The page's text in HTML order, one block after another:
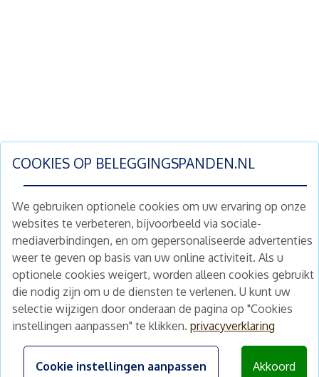
COOKIES OP BELEGGINGSPANDEN.NL
We gebruiken optionele cookies om uw ervaring op onze
websites te verbeteren, bijvoorbeeld via sociale-
mediaverbindingen, en om gepersonaliseerde advertenties
weer te geven op basis van uw online activiteit. Als u
optionele cookies weigert, worden alleen cookies gebruikt
die nodig zijn om u de diensten te verlenen. U kunt uw
selectie wijzigen door onderaan de pagina op "Cookies
instellingen aanpassen" te klikken. privacyverklaring
Cookie instellingen aanpassen Akkoord
Schrijf je nu in en ontvang wekelijks ons
nieuwe aanbod vastgoedbeleggingen.
Nieuwsbrief Abonneren
Home
Te koop
Nieuws
Schimmelstraat 5H
1053 TA Amsterdam
+31 (0) 30 225 31 12